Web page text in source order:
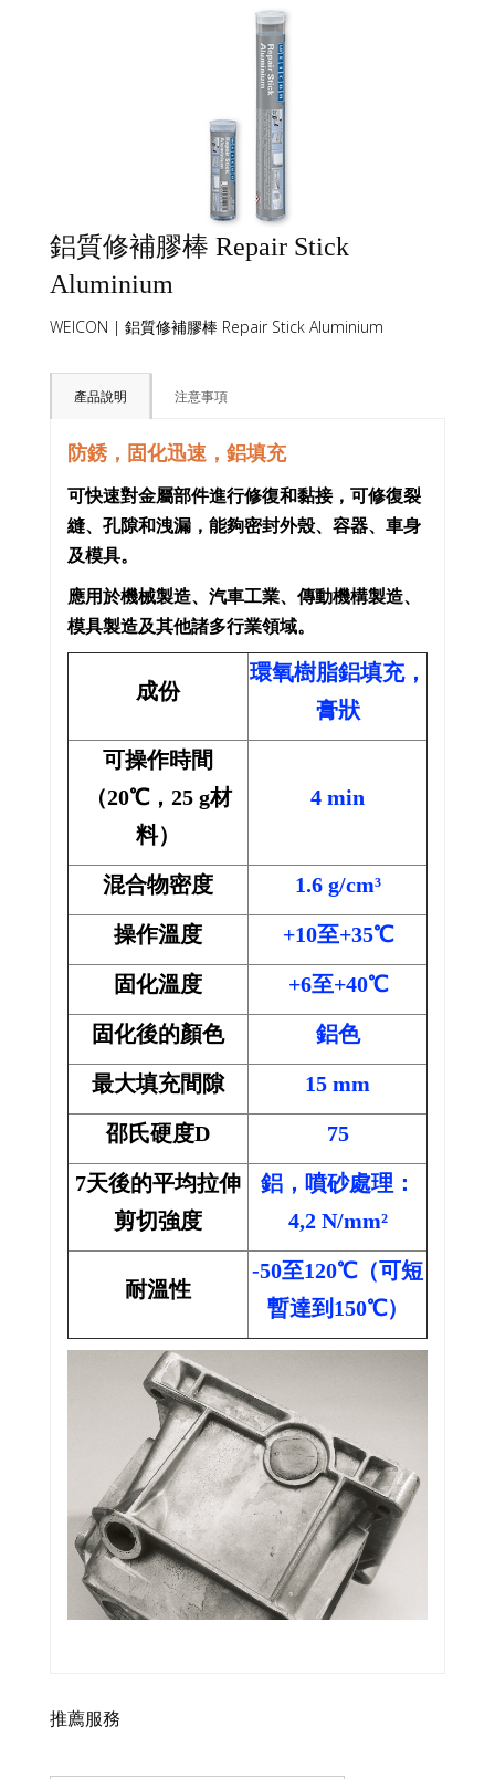
鋁質修補膠棒 Repair Stick
Aluminium
WEICON | 鋁質修補膠棒 Repair Stick Aluminium
產品說明 注意事項
防銹，固化迅速，鋁填充
可快速對金屬部件進行修復和黏接，可修復裂
縫、孔隙和洩漏，能夠密封外殼、容器、車身
及模具。
應用於機械製造、汽車工業、傳動機構製造、
模具製造及其他諸多行業領域。
成份
環氧樹脂鋁填充，
膏狀
可操作時間
（20℃，25 g材
料）
4 min
混合物密度 1.6 g/cm³
操作溫度 +10至+35℃
固化溫度 +6至+40℃
固化後的顏色 鋁色
最大填充間隙 15 mm
邵氏硬度D 75
7天後的平均拉伸
剪切強度
鋁，噴砂處理：
4,2 N/mm²
耐溫性
-50至120℃（可短
暫達到150℃）
推薦服務